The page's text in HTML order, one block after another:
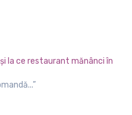
la ce restaurant mănânci în